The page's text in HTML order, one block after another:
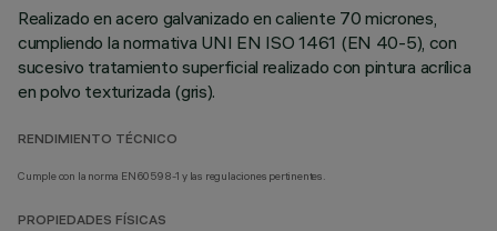
Realizado en acero galvanizado en caliente 70 micrones,
cumpliendo la normativa UNI EN ISO 1461 (EN 40-5), con
sucesivo tratamiento superficial realizado con pintura acrílica
en polvo texturizada (gris).
RENDIMIENTO TÉCNICO
Cumple con la norma EN60598-1 y las regulaciones pertinentes.
PROPIEDADES FÍSICAS